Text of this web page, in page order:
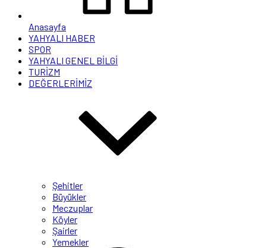
Anasayfa
YAHYALI HABER
SPOR
YAHYALI GENEL BİLGİ
TURİZM
DEĞERLERİMİZ
Şehitler
Büyükler
Meczuplar
Köyler
Şairler
Yemekler